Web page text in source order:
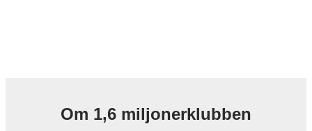
Om 1,6 miljonerklubben